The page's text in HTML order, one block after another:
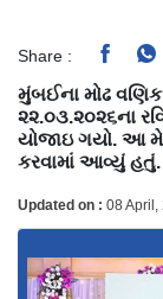
Share :
મુંબઈના મોઢ વણિક
૨૨.૦૩.૨૦૨૬ના
યોજાઇ ગયો. આ
કરવામાં આવ્યું હતું.
Updated on : 08 April,